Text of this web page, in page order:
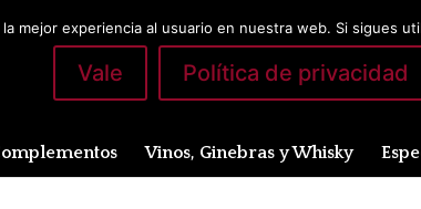
Vinos, Ginebras y Whisky
mejor experiencia al usuario en nuestra web. Si sigues
Vale Política de privacidad